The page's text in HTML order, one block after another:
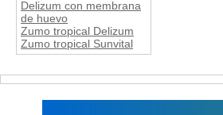
Delizum con membrana
de huevo
Zumo tropical Delizum
Zumo tropical Sunvital